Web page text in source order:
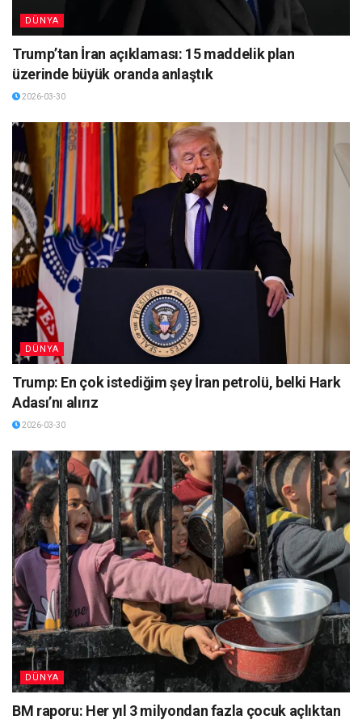
DÜNYA
Trump’tan İran açıklaması: 15 maddelik plan
üzerinde büyük oranda anlaştık
2026-03-30
DÜNYA
Trump: En çok istediğim şey İran petrolü, belki Hark
Adası’nı alırız
2026-03-30
DÜNYA
BM raporu: Her yıl 3 milyondan fazla çocuk açlıktan